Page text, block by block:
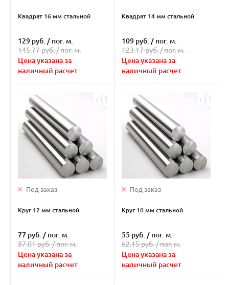
Квадрат 16 мм стальной
129 руб. / пог. м.
145.77 руб. /пог. м.
Цена указана за
наличный расчет
Квадрат 14 мм стальной
109 руб. / пог. м.
123.17 руб. /пог. м.
Цена указана за
наличный расчет
Под заказ
Круг 12 мм стальной
77 руб. / пог. м.
87.01 руб. /пог. м.
Цена указана за
наличный расчет
Под заказ
Круг 10 мм стальной
55 руб. / пог. м.
62.15 руб. /пог. м.
Цена указана за
наличный расчет